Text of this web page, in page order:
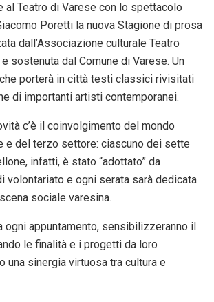
al Teatro di Varese con lo spettacolo
Poretti la nuova Stagione di prosa
dall’Associazione culturale Teatro
sostenuta dal Comune di Varese. Un
porterà in città testi classici rivisitati
di importanti artisti contemporanei.
c’è il coinvolgimento del mondo
e del terzo settore: ciascuno dei sette
infatti, è stato “adottato” da
volontariato e ogni serata sarà dedicata
sociale varesina.
ogni appuntamento, sensibilizzeranno il
le finalità e i progetti da loro
una sinergia virtuosa tra cultura e